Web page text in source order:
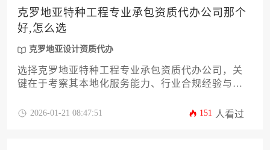
心。
克罗地亚特种工程专业承包资质代办公司那个
好,怎么选
克罗地亚设计资质代办
选择克罗地亚特种工程专业承包资质代办公司，关
键在于考察其本地化服务能力、行业合规经验与成
估。2026-01-21 08:47:51 151 人看过